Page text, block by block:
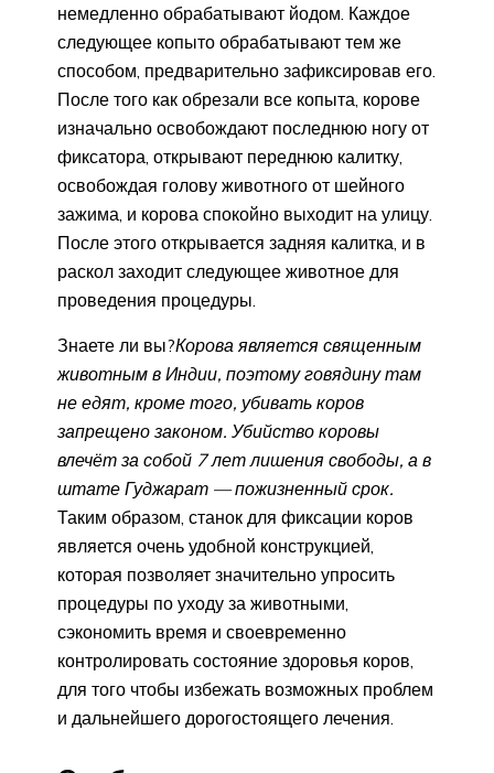
немедленно обрабатывают йодом. Каждое
следующее копыто обрабатывают тем же
способом, предварительно зафиксировав его.
После того как обрезали все копыта, корове
изначально освобождают последнюю ногу от
фиксатора, открывают переднюю калитку,
освобождая голову животного от шейного
зажима, и корова спокойно выходит на улицу.
После этого открывается задняя калитка, и в
раскол заходит следующее животное для
проведения процедуры.
Знаете ли вы?Корова является священным
животным в Индии, поэтому говядину там
не едят, кроме того, убивать коров
запрещено законом. Убийство коровы
влечёт за собой 7 лет лишения свободы, а в
штате Гуджарат — пожизненный срок.
Таким образом, станок для фиксации коров
является очень удобной конструкцией,
которая позволяет значительно упросить
процедуры по уходу за животными,
сэкономить время и своевременно
контролировать состояние здоровья коров,
для того чтобы избежать возможных проблем
и дальнейшего дорогостоящего лечения.